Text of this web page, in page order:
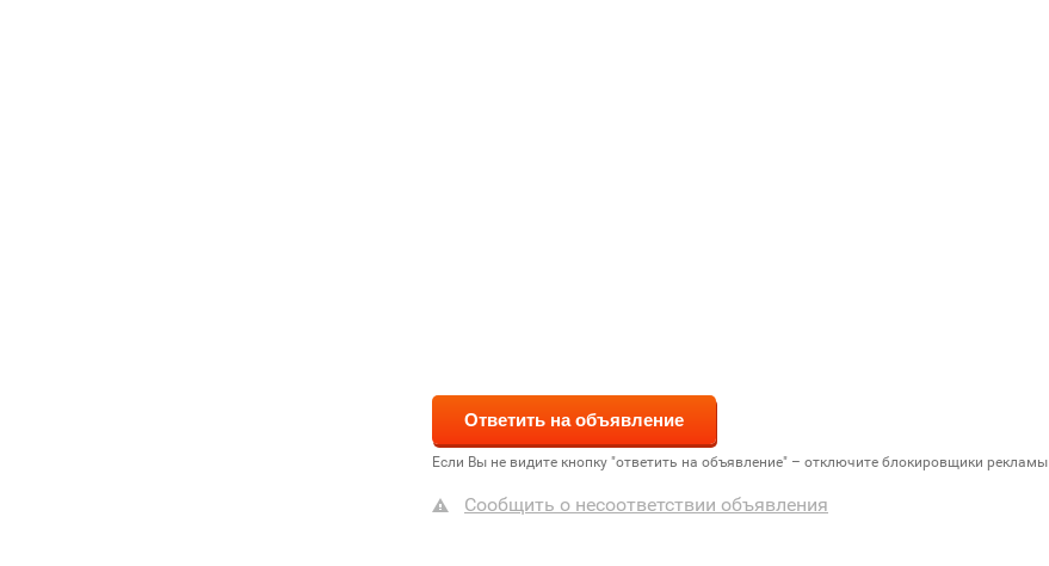
Если Вы не видите кнопку "ответить на объявление" – отключите блокировщики рекламы
Сообщить о несоответствии объявления